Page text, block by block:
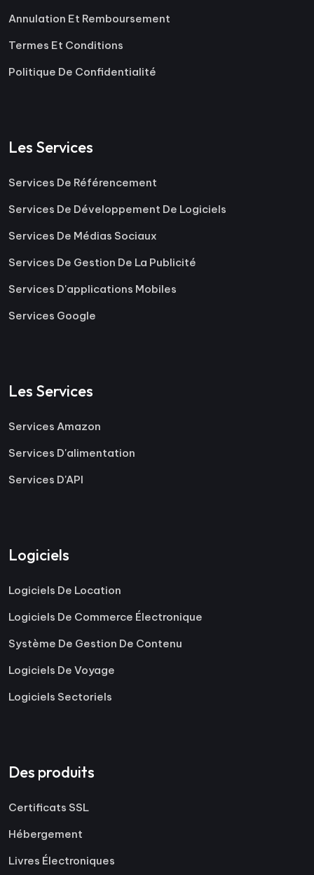
Annulation Et Remboursement
Termes Et Conditions
Politique De Confidentialité
Les Services
Services De Référencement
Services De Développement De Logiciels
Services De Médias Sociaux
Services De Gestion De La Publicité
Services D'applications Mobiles
Services Google
Les Services
Services Amazon
Services D'alimentation
Services D'API
Logiciels
Logiciels De Location
Logiciels De Commerce Électronique
Système De Gestion De Contenu
Logiciels De Voyage
Logiciels Sectoriels
Des produits
Certificats SSL
Hébergement
Livres Électroniques